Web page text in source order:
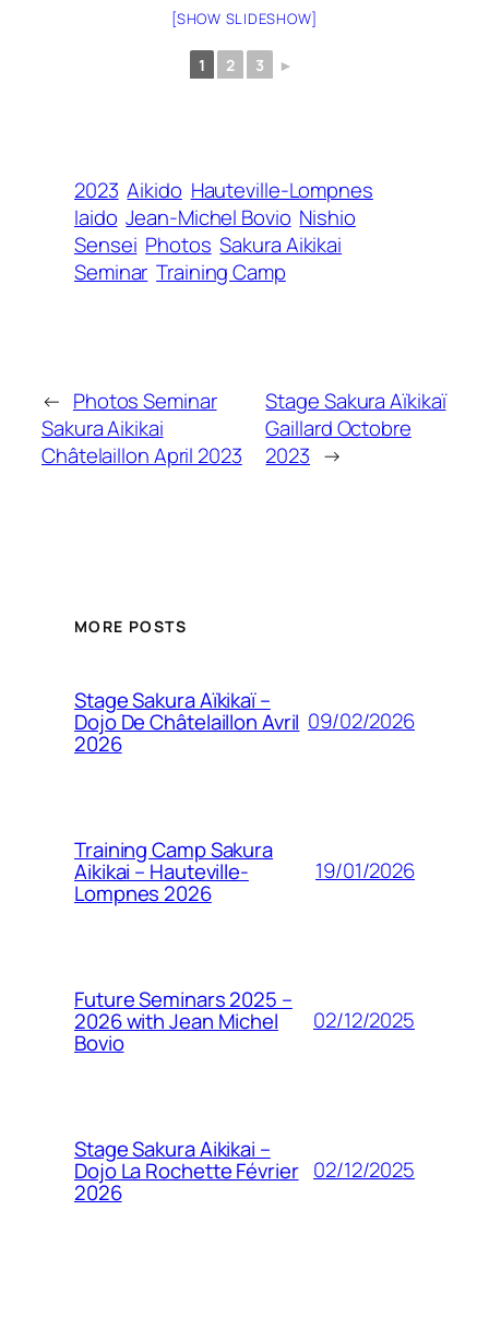
[SHOW SLIDESHOW]
1 2 3 ►
2023 Aikido Hauteville-Lompnes
Iaido Jean-Michel Bovio Nishio
Sensei Photos Sakura Aikikai
Seminar Training Camp
← Photos Seminar
Sakura Aikikai
Châtelaillon April 2023
Stage Sakura Aïkikaï
Gaillard Octobre
2023 →
MORE POSTS
Stage Sakura Aïkikaï –
Dojo De Châtelaillon Avril
2026
09/02/2026
Training Camp Sakura
Aikikai – Hauteville-
Lompnes 2026
19/01/2026
Future Seminars 2025 –
2026 with Jean Michel
Bovio
02/12/2025
Stage Sakura Aikikai –
Dojo La Rochette Février
2026
02/12/2025